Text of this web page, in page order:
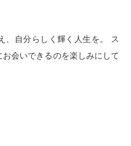
、自分らしく輝く人生を。 ス
会いできるのを楽しみにして